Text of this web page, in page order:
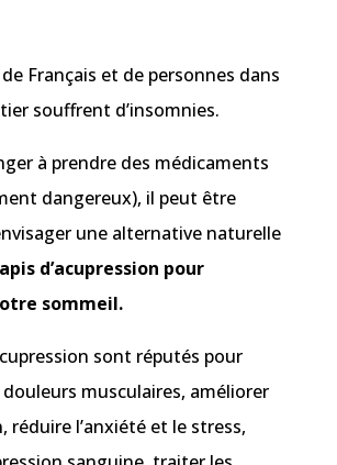
Français et de personnes dans
souffrent d’insomnies.
à prendre des médicaments
dangereux), il peut être
une alternative naturelle
d’acupression pour
sommeil.
sont réputés pour
musculaires, améliorer
réduire l’anxiété et le stress,